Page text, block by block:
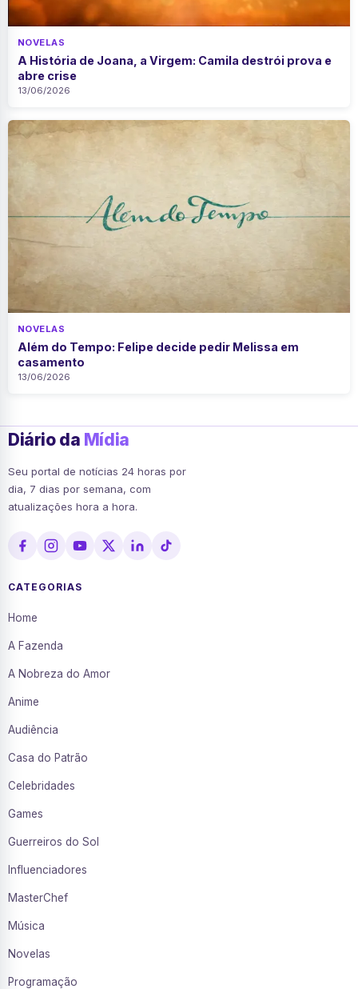
NOVELAS
A História de Joana, a Virgem: Camila destrói prova e
abre crise
13/06/2026
NOVELAS
Além do Tempo: Felipe decide pedir Melissa em
casamento
13/06/2026
Diário da Mídia
Seu portal de notícias 24 horas por
dia, 7 dias por semana, com
atualizações hora a hora.
CATEGORIAS
Home
A Fazenda
A Nobreza do Amor
Anime
Audiência
Casa do Patrão
Celebridades
Games
Guerreiros do Sol
Influenciadores
MasterChef
Música
Novelas
Programação